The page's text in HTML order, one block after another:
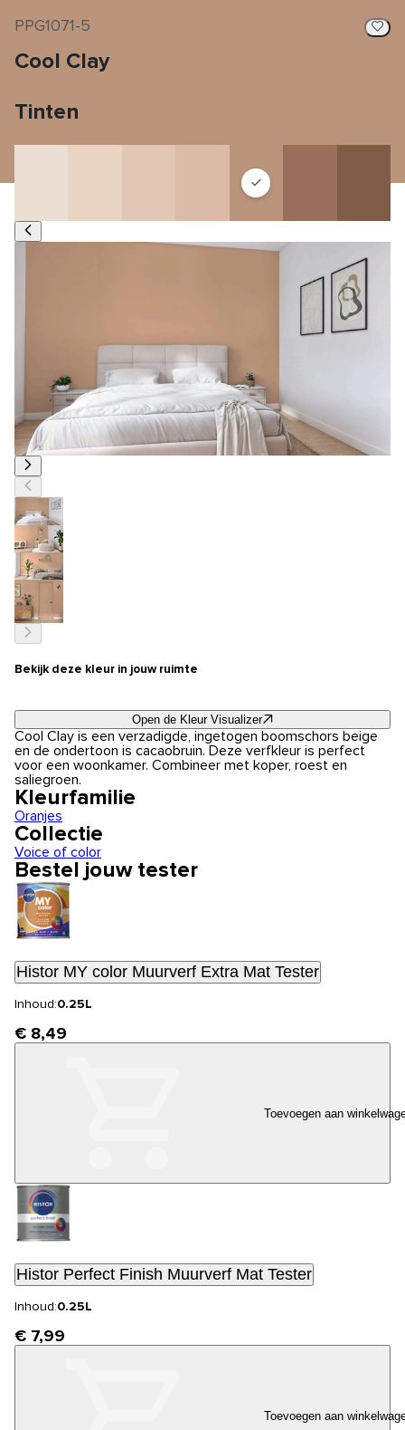
PPG1071-5
Cool Clay
Tinten
Bekijk deze kleur in jouw ruimte
Open de Kleur Visualizer
Cool Clay is een verzadigde, ingetogen boomschors beige
en de ondertoon is cacaobruin. Deze verfkleur is perfect
voor een woonkamer. Combineer met koper, roest en
saliegroen.
Kleurfamilie
Oranjes
Collectie
Voice of color
Bestel jouw tester
Histor MY color Muurverf Extra Mat Tester
Inhoud:0.25L
€ 8,49
Toevoegen aan
Histor Perfect Finish Muurverf Mat Tester
Inhoud:0.25L
€ 7,99
Toevoegen aan